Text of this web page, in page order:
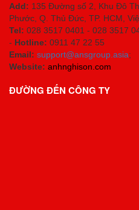
Add: 135 Đường số 2, Khu Đô
Phước, Q. Thủ Đức, TP. HCM ,
Tel: 028 3517 0401 - 028 3517
- Hotline: 0911 47 22 55
Email: support@ansgroup.asia;
Website: anhnghison.com
ĐƯỜNG ĐẾN CÔNG TY